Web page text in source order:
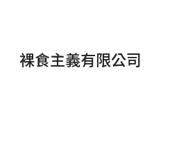
裸食主義有限公司